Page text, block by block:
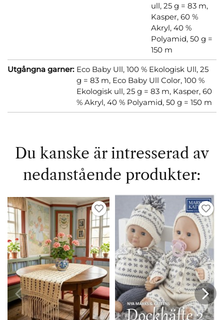
ull, 25 g = 83 m,
Kasper, 60 %
Akryl, 40 %
Polyamid, 50 g =
150 m
Utgångna garner: Eco Baby Ull, 100 % Ekologisk Ull, 25
g = 83 m, Eco Baby Ull Color, 100 %
Ekologisk ull, 25 g = 83 m, Kasper, 60
% Akryl, 40 % Polyamid, 50 g = 150 m
Du kanske är intresserad av
nedanstående produkter: